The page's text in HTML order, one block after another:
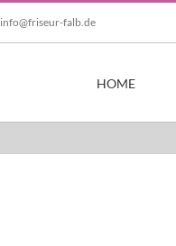
info@friseur-falb.de
HOME